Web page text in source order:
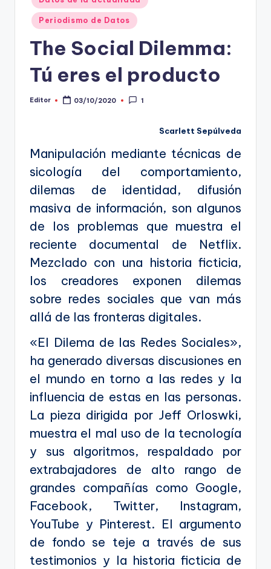
C
ki
en
Periodismo de Datos
The Social Dilemma:
Tú eres el producto
Publicado
Editor 03/10/2020 1
Scarlett Sepúlveda
Manipulación mediante técnicas de
sicología del comportamiento,
dilemas de identidad, difusión
masiva de información, son algunos
de los problemas que muestra el
reciente documental de Netflix.
Mezclado con una historia ficticia,
los creadores exponen dilemas
sobre redes sociales que van más
allá de las fronteras digitales.
«El Dilema de las Redes Sociales»,
ha generado diversas discusiones en
el mundo en torno a las redes y la
influencia de estas en las personas.
La pieza dirigida por Jeff Orloswki,
muestra el mal uso de la tecnología
y sus algoritmos, respaldado por
extrabajadores de alto rango de
grandes compañías como Google,
Facebook, Twitter, Instagram,
YouTube y Pinterest. El argumento
de fondo se teje a través de sus
testimonios y la historia ficticia de